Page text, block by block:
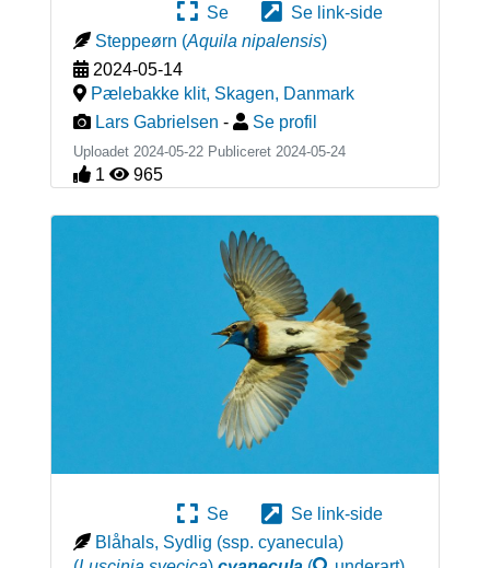
Se
Se link-side
Steppeørn (Aquila nipalensis)
2024-05-14
Pælebakke klit, Skagen, Danmark
Lars Gabrielsen - Se profil
Uploadet 2024-05-22 Publiceret 2024-05-24
1 965
Se
Se link-side
Blåhals, Sydlig (ssp. cyanecula)